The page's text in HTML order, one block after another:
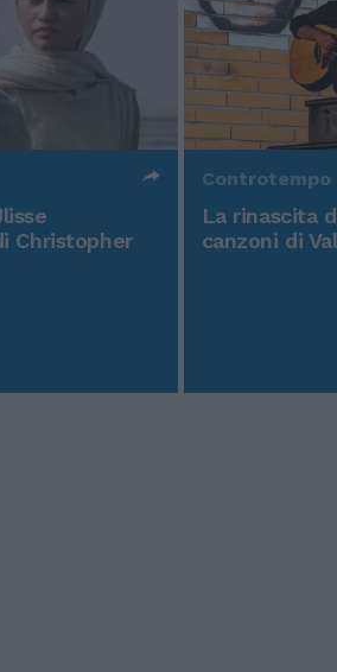
Christopher
Controtempo
La rinascita
canzoni di